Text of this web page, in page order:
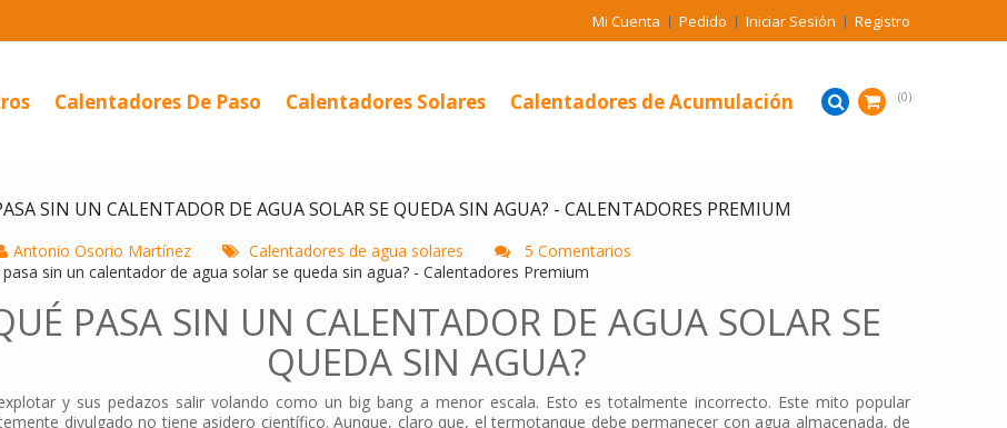
Mi Cuenta Pedido Iniciar Sesión Registro
Calentadores De Paso Calentadores Solares Calentadores de Acumulación 0
SIN UN CALENTADOR DE AGUA SOLAR SE QUEDA SIN AGUA? - CALENTADORES PREMIUM
Antonio Osorio Martínez Calentadores de agua solares 5 Comentarios
PASA SIN UN CALENTADOR DE AGUA SOLAR SE
QUEDA SIN AGUA?
y sus pedazos salir volando como un big bang a menor escala. Esto es totalmente incorrecto. Este mito popular
divulgado no tiene asidero científico. Aunque, claro que, el termotanque debe permanecer con agua almacenada, de